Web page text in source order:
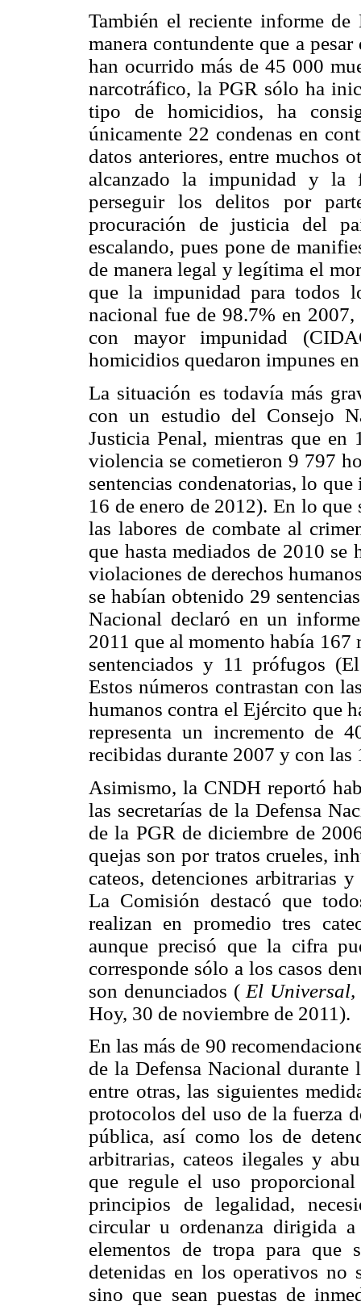
También el reciente informe
manera contundente que a
han ocurrido más de 45 000
narcotráfico, la PGR sólo ha
tipo de homicidios, ha
únicamente 22 condenas en
datos anteriores, entre muchos
alcanzado la impunidad y la
perseguir los delitos por
procuración de justicia del
escalando, pues pone de
de manera legal y legítima el
que la impunidad para todos
nacional fue de 98.7% en
con mayor impunidad
homicidios quedaron impunes
La situación es todavía más
con un estudio del Consejo
Justicia Penal, mientras que
violencia se cometieron 9 797
sentencias condenatorias, lo
16 de enero de 2012). En lo
las labores de combate al
que hasta mediados de 2010
violaciones de derechos
se habían obtenido 29
Nacional declaró en un
2011 que al momento había
sentenciados y 11 prófugos
Estos números contrastan con
humanos contra el Ejército que
representa un incremento de
recibidas durante 2007 y con las
Asimismo, la CNDH reportó
las secretarías de la Defensa
de la PGR de diciembre de
quejas son por tratos crueles,
cateos, detenciones arbitrarias
La Comisión destacó que
realizan en promedio tres
aunque precisó que la cifra
corresponde sólo a los casos
son denunciados ( El Universal,
Hoy, 30 de noviembre de 2011).
En las más de 90
de la Defensa Nacional
entre otras, las siguientes
protocolos del uso de la fuerza
pública, así como los de
arbitrarias, cateos ilegales y
que regule el uso
principios de legalidad,
circular u ordenanza dirigida
elementos de tropa para que
detenidas en los operativos no
sino que sean puestas de